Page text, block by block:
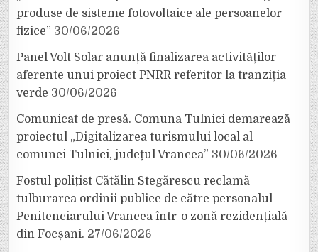
produse de sisteme fotovoltaice ale persoanelor
fizice” 30/06/2026
Panel Volt Solar anunță finalizarea activităților
aferente unui proiect PNRR referitor la tranziția
verde 30/06/2026
Comunicat de presă. Comuna Tulnici demarează
proiectul „Digitalizarea turismului local al
comunei Tulnici, județul Vrancea” 30/06/2026
Fostul polițist Cătălin Stegărescu reclamă
tulburarea ordinii publice de către personalul
Penitenciarului Vrancea într-o zonă rezidențială
din Focșani. 27/06/2026